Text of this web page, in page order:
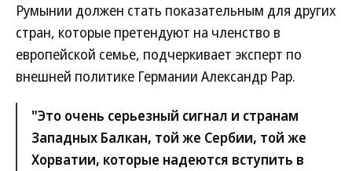
Румынии должен стать показательным для других
стран, которые претендуют на членство в
европейской семье, подчеркивает эксперт по
внешней политике Германии Александр Рар.
"Это очень серьезный сигнал и странам
Западных Балкан, той же Сербии, той же
Хорватии, которые надеются вступить в